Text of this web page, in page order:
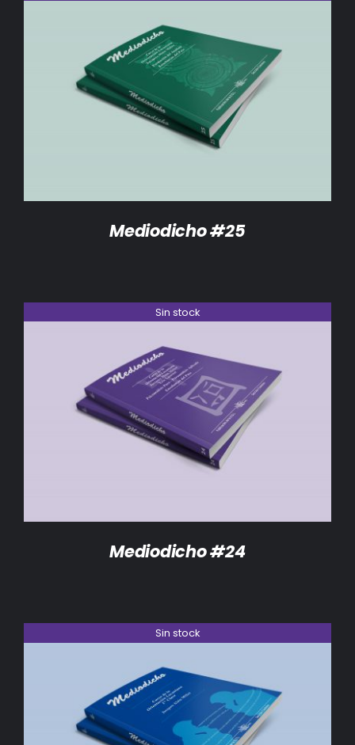
DETALLES
Mediodicho #25
Sin stock
DETALLES
Mediodicho #24
Sin stock
DETALLES